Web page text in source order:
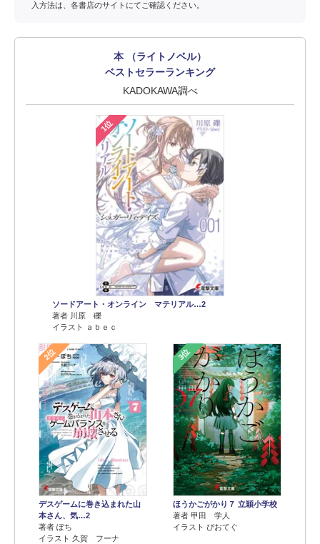
入方法は、各書店のサイトにてご確認ください。
本 （ライトノベル）
ベストセラーランキング
KADOKAWA調べ
1位
ソードアート・オンライン マテリアル…2
著者 川原 礫
イラスト ａｂｅｃ
2位
デスゲームに巻き込まれた山
本さん、気…2
著者 ぽち
イラスト 久賀 フーナ
3位
ほうかごがかり７ 立穎小学校
著者 甲田 学人
イラスト ぴおてぐ